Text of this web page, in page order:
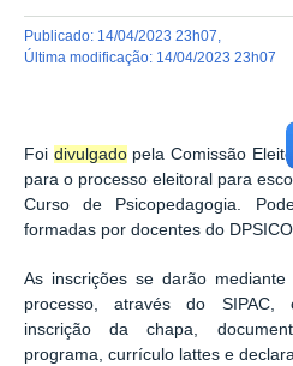
publicado: 14/04/2023 23h07
última modificação: 14/04/2023 23h07
Foi divulgadopela Comissão
para o processo eleitoral para
Curso de Psicopedagogia.
formadas por docentes do
As inscrições se darão
processo, através do SIPAC,
inscrição da chapa,
programa, currículo lattes e